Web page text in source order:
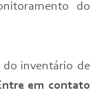
do
do inventário de
em contato